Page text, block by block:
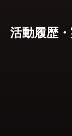
活動履歴